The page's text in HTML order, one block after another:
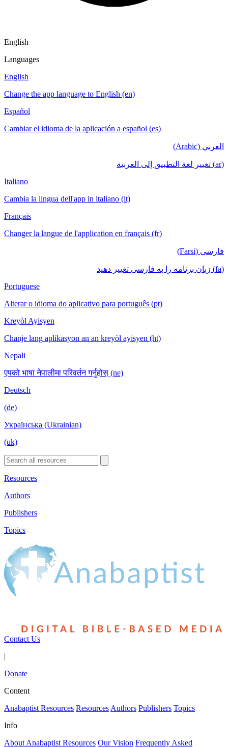
English
Languages
English
Change the app language to English (en)
Español
Cambiar el idioma de la aplicación a español (es)
العربي (Arabic)
(ar) تغيير لغة التطبيق إلى العربية
Italiano
Cambia la lingua dell'app in italiano (it)
Français
Changer la langue de l'application en français (fr)
فارسی (Farsi)
(fa) زبان برنامه را به فارسی تغییر دهید
Portuguese
Alterar o idioma do aplicativo para português (pt)
Kreyòl Ayisyen
Chanje lang aplikasyon an an kreyòl ayisyen (ht)
Nepali
एपको भाषा नेपालीमा परिवर्तन गर्नुहोस् (ne)
Deutsch
(de)
Українська (Ukrainian)
(uk)
Resources
Authors
Publishers
Topics
Contact Us
|
Donate
Content
Anabaptist Resources Resources Authors Publishers Topics
Info
About Anabaptist Resources Our Vision Frequently Asked